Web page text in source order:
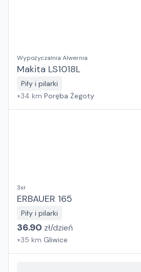
Wypożyczalnia Alwernia
Makita LS1018L
Piły i pilarki
+34 km Poręba Żegoty
3xr
ERBAUER 165
Piły i pilarki
36.90 zł/dzień
+35 km Gliwice